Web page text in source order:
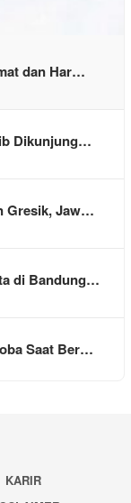
dan Har…
Dikunjung…
Gresik, Jaw…
di Bandung…
Saat Ber…
KARIR